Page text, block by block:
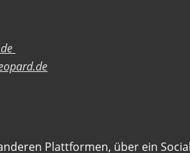
Plattformen, über ein